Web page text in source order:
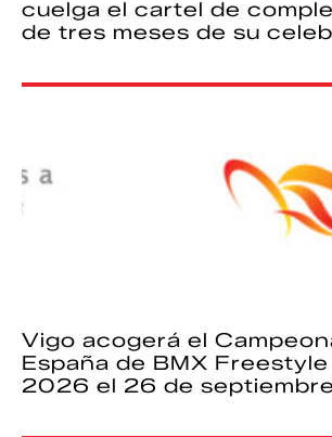
cuelga el cartel de
de tres meses de su
Vigo acogerá el
España de BMX
2026 el 26 de septiembre